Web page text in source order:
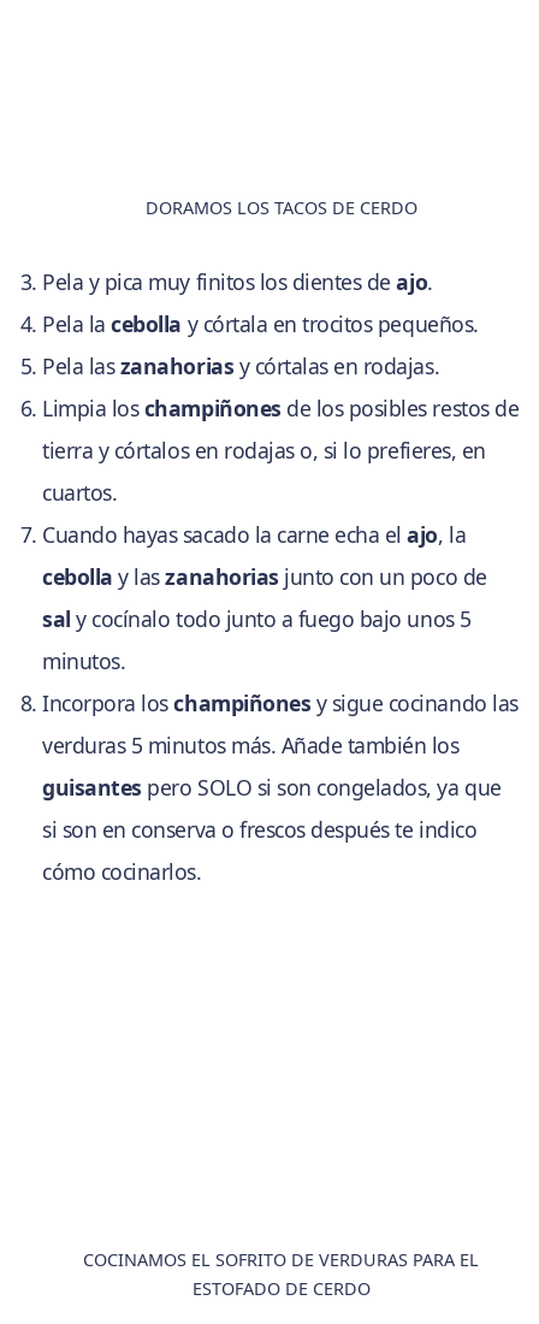
DORAMOS LOS TACOS DE CERDO
Pela y pica muy finitos los dientes deajo.
Pela lacebolla y córtala en trocitos pequeños.
Pela laszanahorias y córtalas en rodajas.
Limpia loschampiñones de los posibles restos de
tierra y córtalos en rodajas o, si lo prefieres, en
cuartos.
Cuando hayas sacado la carne echa elajo, la
cebollay laszanahorias junto con un poco de
sal y cocínalo todo junto a fuego bajo unos 5
minutos.
Incorpora loschampiñones y sigue cocinando las
verduras 5 minutos más. Añade también los
guisantes pero SOLO si son congelados, ya que
si son en conserva o frescos después te indico
cómo cocinarlos.
COCINAMOS EL SOFRITO DE VERDURAS PARA EL
ESTOFADO DE CERDO